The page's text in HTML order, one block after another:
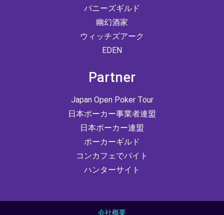
バニーズギルド
幽幻酒家
ウィッチズアーク
EDEN
Partner
Japan Open Poker Tour
日本ポーカー事業者連盟
日本ポーカー連盟
ポーカーギルド
コンカフェでバイト
ハンターサイト
会社概要